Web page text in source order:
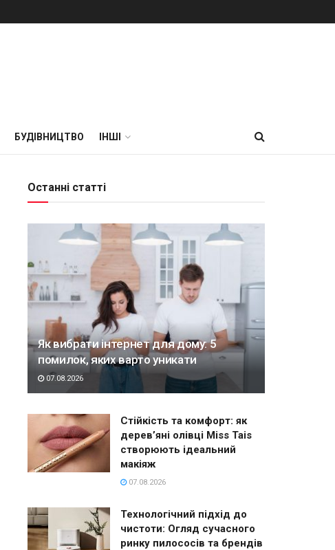
БУДІВНИЦТВО ІНШІ
Останні статті
Як вибрати інтернет для дому: 5
помилок, яких варто уникати
07.08.2026
Стійкість та комфорт: як
дерев’яні олівці Miss Tais
створюють ідеальний
макіяж
07.08.2026
Технологічний підхід до
чистоти: Огляд сучасного
ринку пилососів та брендів